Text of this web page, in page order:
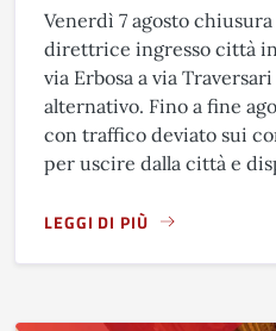
Venerdì 7 agosto
direttrice ingresso città
via Erbosa a via
alternativo. Fino a fine
con traffico deviato sui
per uscire dalla città e
LEGGI DI PIÙ
A PROPOSITO DI LINEA 3